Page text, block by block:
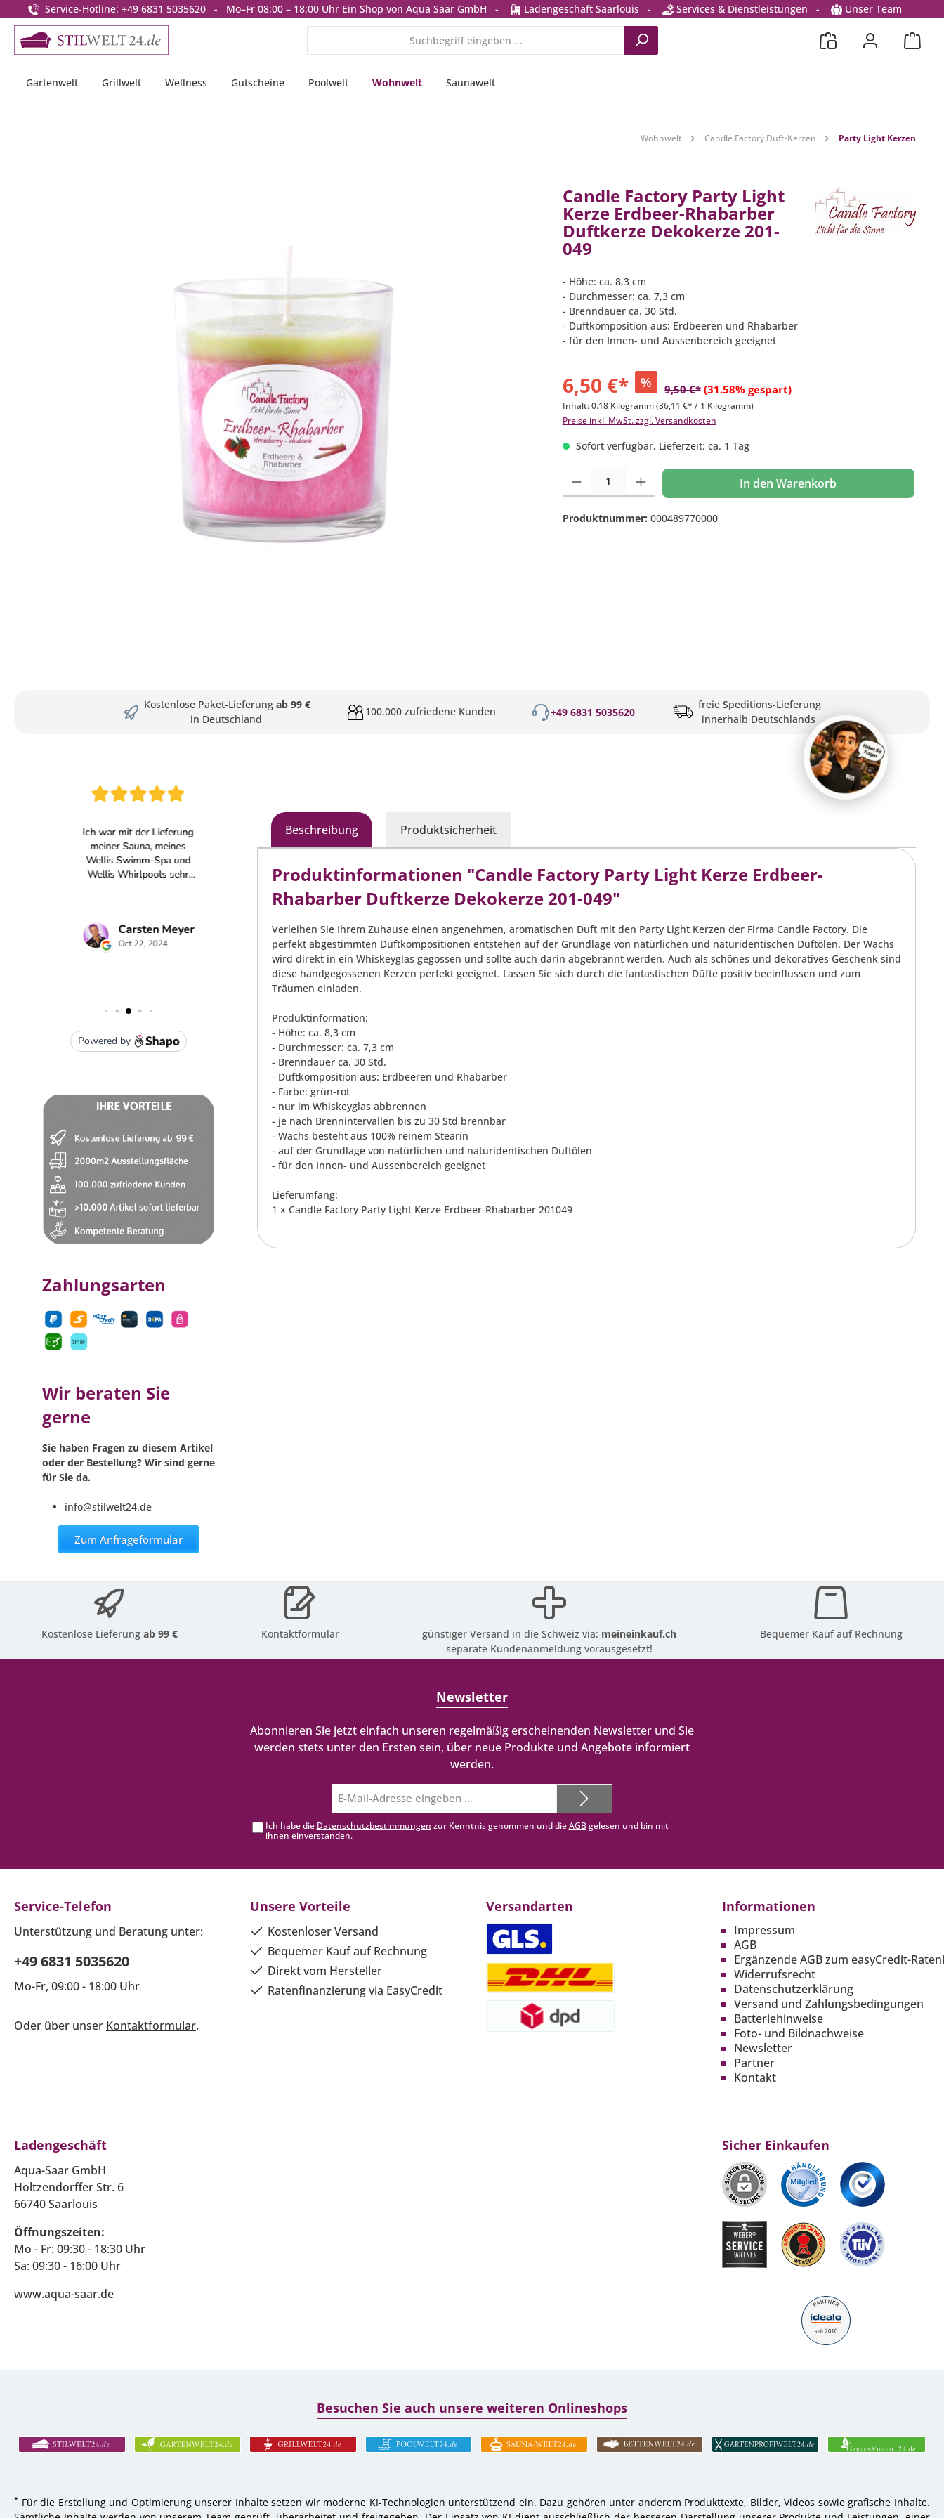
Zur Hauptnavigation springen
Service-Hotline: +49 6831 5035620 - Mo–Fr 08:00 – 18:00 Uhr Ein Shop von Aqua Saar GmbH - Ladengeschäft Saarlouis - Services & Dienstleistungen - Unser Team
Gartenwelt Grillwelt Wellness Gutscheine Poolwelt Wohnwelt Saunawelt
Wohnwelt Candle Factory Duft-Kerzen Party Light Kerzen
Candle Factory Party Light
Kerze Erdbeer-Rhabarber
Duftkerze Dekokerze 201-
049
- Höhe: ca. 8,3 cm
- Durchmesser: ca. 7,3 cm
- Brenndauer ca. 30 Std.
- Duftkomposition aus: Erdbeeren und Rhabarber
- für den Innen- und Aussenbereich geeignet
6,50 €* % 9,50 €* (31.58% gespart)
Inhalt:0.18 Kilogramm(36,11 €* / 1 Kilogramm)
Preise inkl. MwSt. zzgl. Versandkosten
Sofort verfügbar, Lieferzeit: ca. 1 Tag
Produkt Anzahl: Gib den gewünschten Wert ein oder benutze die Schaltflächen um die
In den Warenkorb
Produktnummer: 000489770000
Kostenlose Paket-Lieferung ab 99 €
in Deutschland
100.000 zufriedene Kunden +49 6831 5035620
freie Speditions-Lieferung
innerhalb Deutschlands
Zahlungsarten
Wir beraten Sie
gerne
Sie haben Fragen zu diesem Artikel
oder der Bestellung? Wir sind gerne
für Sie da.
info@stilwelt24.de
Zum Anfrageformular
Beschreibung Produktsicherheit
Produktinformationen "Candle Factory Party Light Kerze Erdbeer-
Rhabarber Duftkerze Dekokerze 201-049"
Verleihen Sie Ihrem Zuhause einen angenehmen, aromatischen Duft mit den Party Light Kerzen der Firma Candle Factory. Die
perfekt abgestimmten Duftkompositionen entstehen auf der Grundlage von natürlichen und naturidentischen Duftölen. Der Wachs
wird direkt in ein Whiskeyglas gegossen und sollte auch darin abgebrannt werden. Auch als schönes und dekoratives Geschenk sind
diese handgegossenen Kerzen perfekt geeignet. Lassen Sie sich durch die fantastischen Düfte positiv beeinflussen und zum
Träumen einladen.
Produktinformation:
- Höhe: ca. 8,3 cm
- Durchmesser: ca. 7,3 cm
- Brenndauer ca. 30 Std.
- Duftkomposition aus: Erdbeeren und Rhabarber
- Farbe: grün-rot
- nur im Whiskeyglas abbrennen
- je nach Brennintervallen bis zu 30 Std brennbar
- Wachs besteht aus 100% reinem Stearin
- auf der Grundlage von natürlichen und naturidentischen Duftölen
- für den Innen- und Aussenbereich geeignet
Lieferumfang:
1 x Candle Factory Party Light Kerze Erdbeer-Rhabarber 201049
Kostenlose Lieferungab 99 € Kontaktformular günstiger Versand in die Schweiz via: meineinkauf.ch
separate Kundenanmeldung vorausgesetzt!
Bequemer Kauf auf Rechnung
Newsletter
Abonnieren Sie jetzt einfach unseren regelmäßig erscheinenden Newsletter und Sie
werden stets unter den Ersten sein, über neue Produkte und Angebote informiert
werden.
Mail-
Adresse*
Ich habe die Datenschutzbestimmungen zur Kenntnis genommen und dieAGBgelesen und bin mit
ihnen einverstanden.
Service-Telefon
Unterstützung und Beratung unter:
+49 6831 5035620
Mo-Fr, 09:00 - 18:00 Uhr
Oder über unser Kontaktformular.
Unsere Vorteile
Kostenloser Versand
Bequemer Kauf auf Rechnung
Direkt vom Hersteller
Ratenfinanzierung via EasyCredit
Versandarten Informationen
Impressum
AGB
Ergänzende AGB zum easyCredit-
Widerrufsrecht
Datenschutzerklärung
Versand und Zahlungsbedingungen
Batteriehinweise
Foto- und Bildnachweise
Newsletter
Partner
Kontakt
Ladengeschäft
Aqua-Saar GmbH
Holtzendorffer Str. 6
66740 Saarlouis
Öffnungszeiten:
Mo - Fr: 09:30 - 18:30 Uhr
Sa: 09:30 - 16:00 Uhr
www.aqua-saar.de
Sicher Einkaufen
Besuchen Sie auch unsere weiteren Onlineshops
* Für die Erstellung und Optimierung unserer Inhalte setzen wir moderne KI-Technologien unterstützend ein. Dazu gehören unter anderem Produkttexte, Bilder, Videos sowie grafische Inhalte.